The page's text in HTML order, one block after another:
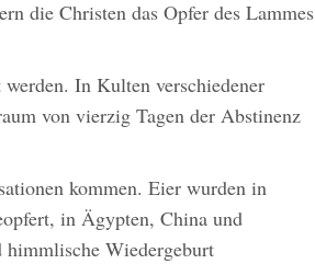
die Christen das Opfer des Lammes
In Kulten verschiedener
von vierzig Tagen der Abstinenz
kommen. Eier wurden in
in Ägypten, China und
himmlische Wiedergeburt